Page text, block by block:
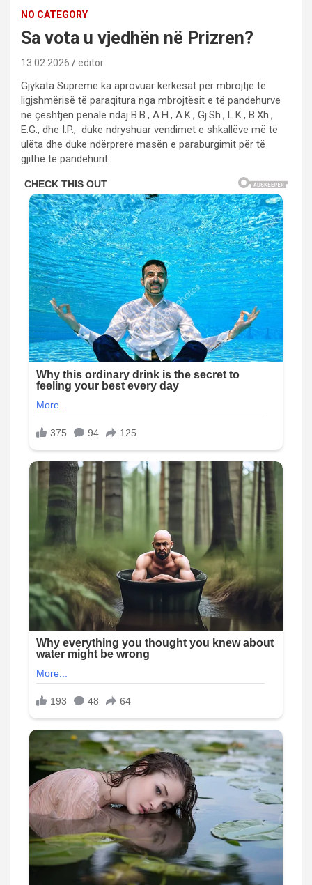
NO CATEGORY
Sa vota u vjedhën në Prizren?
13.02.2026 editor
Gjykata Supreme ka aprovuar kërkesat për mbrojtje të
ligjshmërisë të paraqitura nga mbrojtësit e të pandehurve
në çështjen penale ndaj B.B., A.H., A.K., Gj.Sh., L.K., B.Xh.,
E.G., dhe I.P., duke ndryshuar vendimet e shkallëve më të
ulëta dhe duke ndërprerë masën e paraburgimit për të
gjithë të pandehurit.